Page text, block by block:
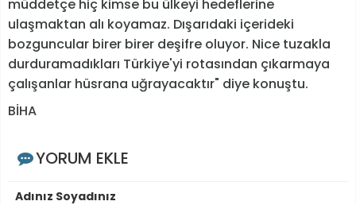
müddetçe hiç kimse bu ülkeyi hedeflerine
ulaşmaktan alı koyamaz. Dışarıdaki içerideki
bozguncular birer birer deşifre oluyor. Nice tuzakla
durduramadıkları Türkiye'yi rotasından çıkarmaya
çalışanlar hüsrana uğrayacaktır" diye konuştu.
BİHA
YORUM EKLE
Adınız Soyadınız